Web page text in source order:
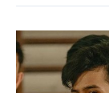
Ilahi:
Kisah
Nurhayati
Subakat
dan